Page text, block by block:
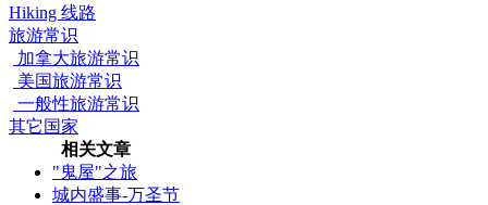
Hiking 线路
旅游常识
加拿大旅游常识
美国旅游常识
一般性旅游常识
其它国家
相关文章
"鬼屋"之旅
城内盛事-万圣节